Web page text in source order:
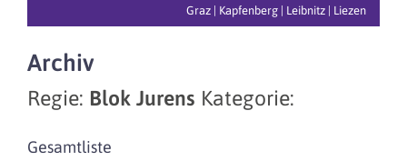
Graz | Kapfenberg | Leibnitz | Liezen
Archiv
Regie: Blok Jurens Kategorie:
Gesamtliste